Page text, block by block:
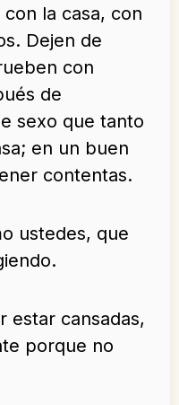
la casa, con
Dejen de
con
de
sexo que tanto
en un buen
contentas.
ustedes, que
estar cansadas,
porque no